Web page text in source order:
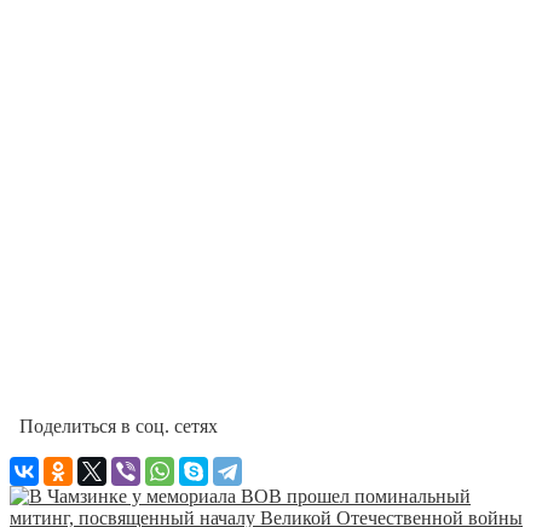
Поделиться в соц. сетях